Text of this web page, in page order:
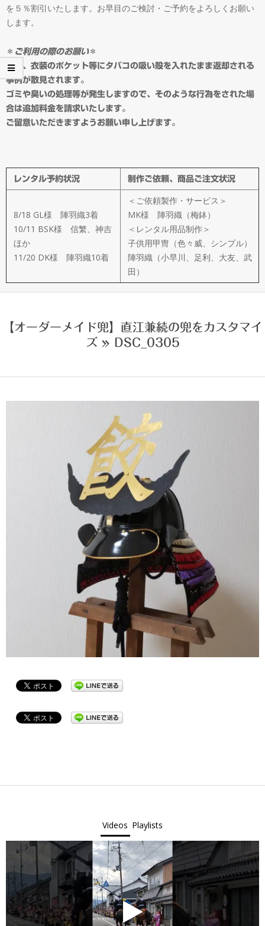
ー
ダ
ー
メ
イ
ド
製
作
武
楽
を５％割引いたします。お早目のご検討・ご予約をよろしくお願い
します。
＊ ご利用の際のお願い＊
最近、衣装のポケット等にタバコの吸い殻を入れたまま返却される
事例が散見されます。
ゴミや臭いの処理等が発生しますので、そのような行為をされた場
合は追加料金を請求いたします。
ご留意いただきますようお願い申し上げます。
レンタル予約状況 制作ご依頼、商品ご注文状況
8/18 GL様 陣羽織3着
10/11 BSK様 信繁、神吉
ほか
11/20 DK様 陣羽織10着
＜ご依頼製作・サービス＞
MK様 陣羽織（梅鉢）
＜レンタル用品制作＞
子供用甲冑（色々威、シンプル）
陣羽織（小早川、足利、大友、武
田）
【オーダーメイド兜】直江兼続の兜をカスタマイ
ズ » DSC_0305
Videos Playlists